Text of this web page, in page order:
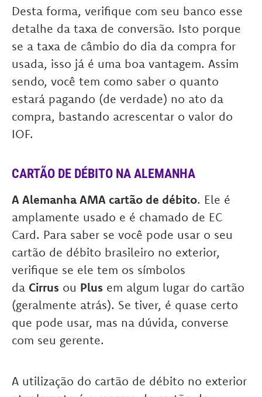
Desta forma, verifique com seu banco esse
detalhe da taxa de conversão. Isto porque
se a taxa de câmbio do dia da compra for
usada, isso já é uma boa vantagem. Assim
sendo, você tem como saber o quanto
estará pagando (de verdade) no ato da
compra, bastando acrescentar o valor do
IOF.
CARTÃO DE DÉBITO NA ALEMANHA
A Alemanha AMA cartão de débito. Ele é
amplamente usado e é chamado de EC
Card. Para saber se você pode usar o seu
cartão de débito brasileiro no exterior,
verifique se ele tem os símbolos
da Cirrus ou Plus em algum lugar do cartão
(geralmente atrás). Se tiver, é quase certo
que pode usar, mas na dúvida, converse
com seu gerente.
A utilização do cartão de débito no exterior